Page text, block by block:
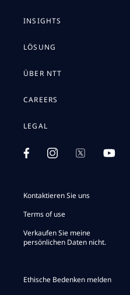
INSIGHTS
LÖSUNG
ÜBER NTT
CAREERS
LEGAL
Kontaktieren Sie uns
Terms of use
Verkaufen Sie meine
persönlichen Daten nicht.
Ethische Bedenken melden